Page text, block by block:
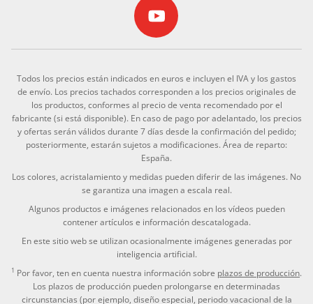
Todos los precios están indicados en euros e incluyen el IVA y los gastos
de envío. Los precios tachados corresponden a los precios originales de
los productos, conformes al precio de venta recomendado por el
fabricante (si está disponible). En caso de pago por adelantado, los precios
y ofertas serán válidos durante 7 días desde la confirmación del pedido;
posteriormente, estarán sujetos a modificaciones. Área de reparto:
España.
Los colores, acristalamiento y medidas pueden diferir de las imágenes. No
se garantiza una imagen a escala real.
Algunos productos e imágenes relacionados en los vídeos pueden
contener artículos e información descatalogada.
En este sitio web se utilizan ocasionalmente imágenes generadas por
inteligencia artificial.
1 Por favor, ten en cuenta nuestra información sobre plazos de producción.
Los plazos de producción pueden prolongarse en determinadas
circunstancias (por ejemplo, diseño especial, periodo vacacional de la